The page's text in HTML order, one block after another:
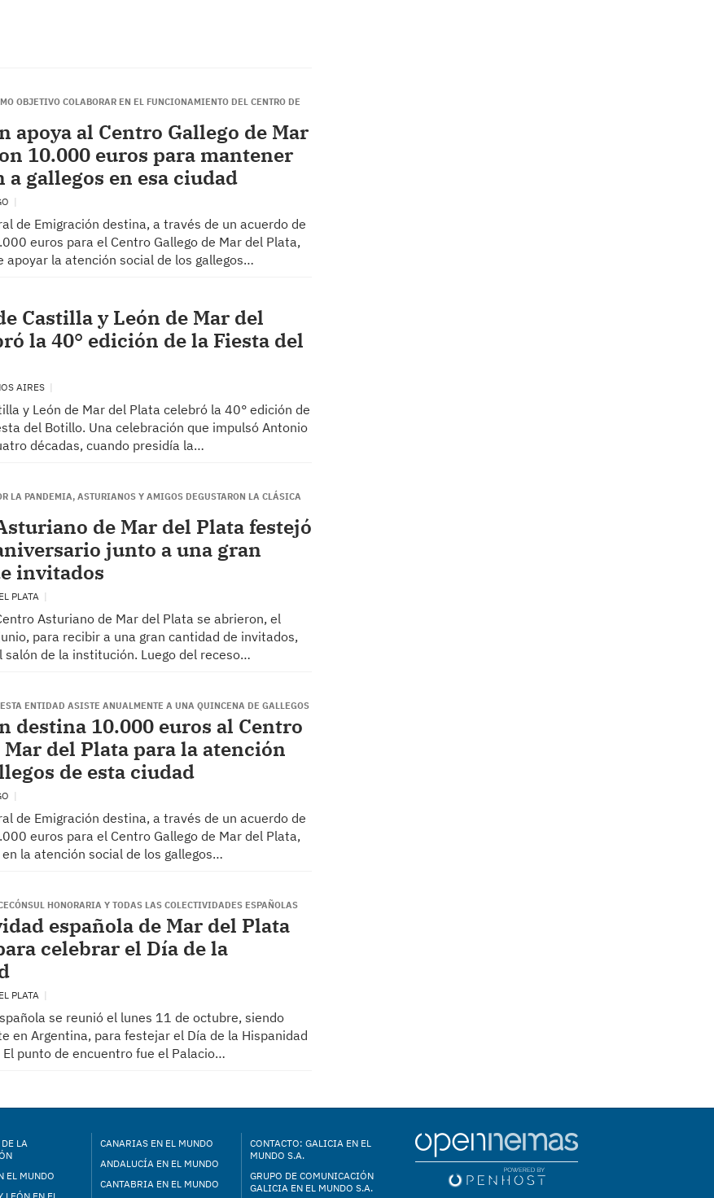
OBJETIVO COLABORAR EN EL FUNCIONAMIENTO DEL CENTRO DE
apoya al Centro Gallego de Mar
10.000 euros para mantener
a gallegos en esa ciudad
de Emigración destina, a través de un acuerdo de
euros para el Centro Gallego de Mar del Plata,
apoyar la atención social de los gallegos…
Castilla y León de Mar del
la 40° edición de la Fiesta del
AIRES
y León de Mar del Plata celebró la 40° edición de
del Botillo. Una celebración que impulsó Antonio
décadas, cuando presidía la…
LA PANDEMIA, ASTURIANOS Y AMIGOS DEGUSTARON LA CLÁSICA
de Mar del Plata festejó
junto a una gran
invitados
PLATA
Asturiano de Mar del Plata se abrieron, el
para recibir a una gran cantidad de invitados,
salón de la institución. Luego del receso…
ENTIDAD ASISTE ANUALMENTE A UNA QUINCENA DE GALLEGOS
destina 10.000 euros al Centro
Mar del Plata para la atención
de esta ciudad
de Emigración destina, a través de un acuerdo de
euros para el Centro Gallego de Mar del Plata,
la atención social de los gallegos…
HONORARIA Y TODAS LAS COLECTIVIDADES ESPAÑOLAS
española de Mar del Plata
celebrar el Día de la
PLATA
se reunió el lunes 11 de octubre, siendo
en Argentina, para festejar el Día de la Hispanidad
punto de encuentro fue el Palacio…
LA
EL MUNDO
CANARIAS EN EL MUNDO
ANDALUCÍA EN EL MUNDO
CANTABRIA EN EL MUNDO
CONTACTO: GALICIA EN EL
MUNDO S.A.
GRUPO DE COMUNICACIÓN
GALICIA EN EL MUNDO S.A.